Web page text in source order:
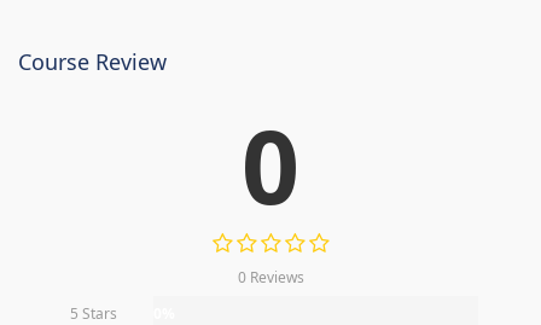
Course Review
0
0 Reviews
5 Stars